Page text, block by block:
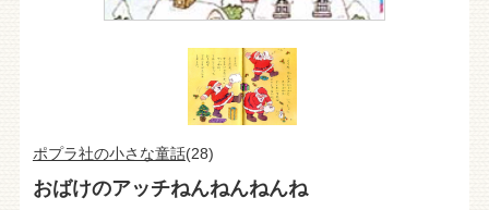
ポプラ社の小さな童話(28)
おばけのアッチねんねんねんね